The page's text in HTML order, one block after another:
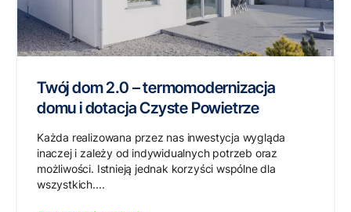
Twój dom 2.0 – termomodernizacja
domu i dotacja Czyste Powietrze
Każda realizowana przez nas inwestycja wygląda
inaczej i zależy od indywidualnych potrzeb oraz
możliwości. Istnieją jednak korzyści wspólne dla
wszystkich....